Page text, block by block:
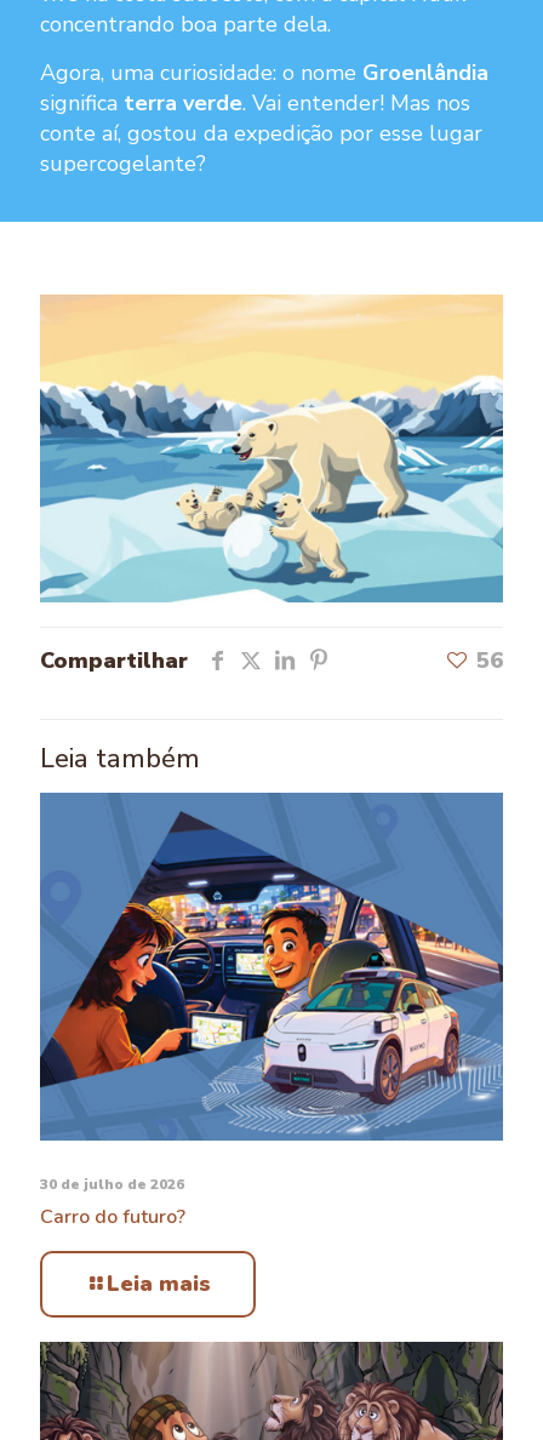
concentrando boa parte dela.
Agora, uma curiosidade: o nome Groenlândia
significa terra verde. Vai entender! Mas nos
conte aí, gostou da expedição por esse lugar
supercogelante?
Compartilhar 56
Leia também
30 de julho de 2026
Carro do futuro?
Leia mais